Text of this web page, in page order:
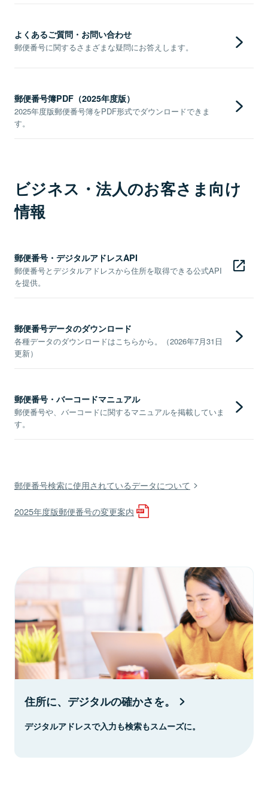
よくあるご質問・お問い合わせ
郵便番号に関するさまざまな疑問にお答えします。
郵便番号簿PDF（2025年度版）
2025年度版郵便番号簿をPDF形式でダウンロードできま
す。
ビジネス・法人のお客さま向け
情報
郵便番号・デジタルアドレスAPI
郵便番号とデジタルアドレスから住所を取得できる公式API
を提供。
郵便番号データのダウンロード
各種データのダウンロードはこちらから。（2026年7月31日
更新）
郵便番号・バーコードマニュアル
郵便番号や、バーコードに関するマニュアルを掲載していま
す。
郵便番号検索に使用されているデータについて
2025年度版郵便番号の変更案内
住所に、デジタルの確かさを。
デジタルアドレスで入力も検索もスムーズに。